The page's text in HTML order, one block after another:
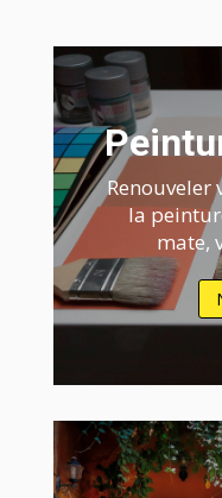
Renouveler
la
mate,